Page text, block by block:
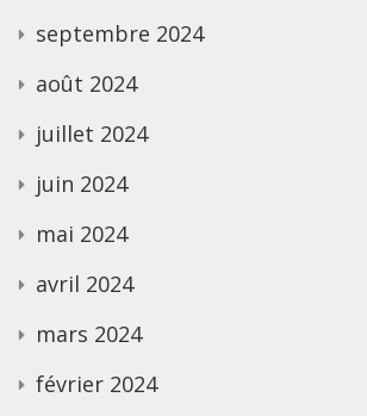
septembre 2024
août 2024
juillet 2024
juin 2024
mai 2024
avril 2024
mars 2024
février 2024